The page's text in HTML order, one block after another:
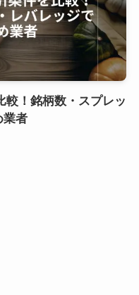
較！銘柄数・スプレッ
業者